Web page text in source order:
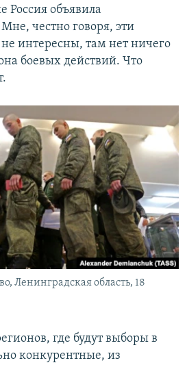
Россия объявила
честно говоря, эти
интересны, там нет ничего
боевых действий. Что
Ленинградская область, 18
где будут выборы в
конкурентные, из